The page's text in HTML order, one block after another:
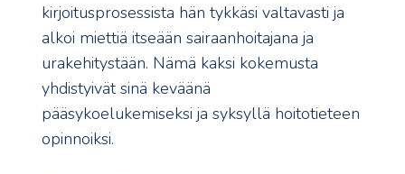
kirjoitusprosessista hän tykkäsi valtavasti ja
alkoi miettiä itseään sairaanhoitajana ja
urakehitystään. Nämä kaksi kokemusta
yhdistyivät sinä keväänä
pääsykoelukemiseksi ja syksyllä hoitotieteen
opinnoiksi.